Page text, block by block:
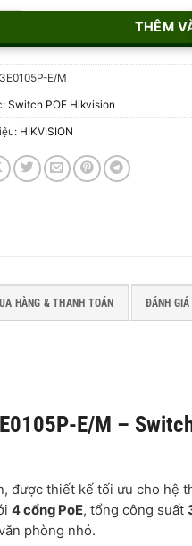
THÊM
E/M
Switch POE Hikvision
HIKVISION
HÀNG & THANH TOÁN ĐÁNH
E/M –
được thiết kế tối ưu cho hệ
4 cổng PoE, tổng công suất
phòng nhỏ.